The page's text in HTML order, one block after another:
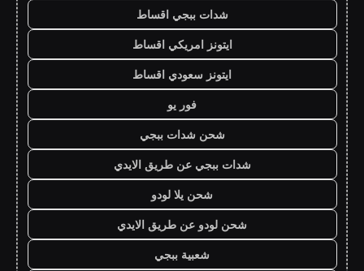
شدات ببجي اقساط
ايتونز امريكي اقساط
ايتونز سعودي اقساط
فور يو
شحن شدات ببجي
شدات ببجي عن طريق الايدي
شحن يلا لودو
شحن لودو عن طريق الايدي
شعبية ببجي